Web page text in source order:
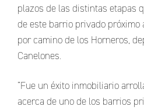
plazos de las distintas etapas
de este barrio privado próximo
por camino de los Horneros,
Canelones.
“Fue un éxito inmobiliario
acerca de uno de los barrios